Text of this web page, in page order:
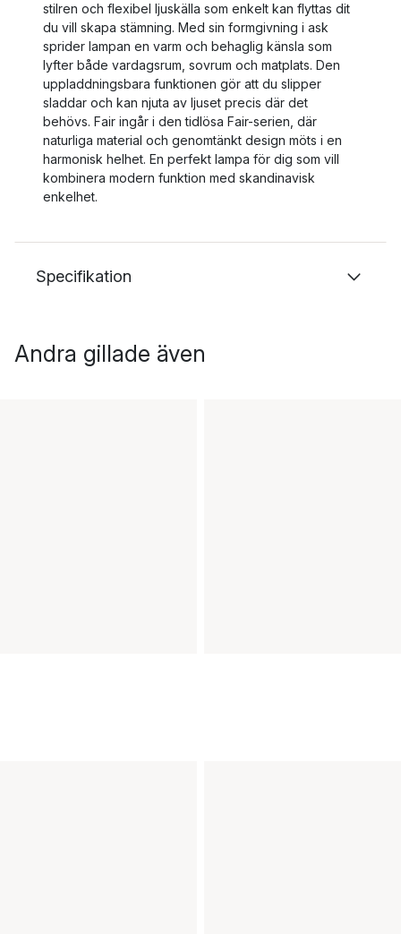
stilren och flexibel ljuskälla som enkelt kan flyttas dit
du vill skapa stämning. Med sin formgivning i ask
sprider lampan en varm och behaglig känsla som
lyfter både vardagsrum, sovrum och matplats. Den
uppladdningsbara funktionen gör att du slipper
sladdar och kan njuta av ljuset precis där det
behövs. Fair ingår i den tidlösa Fair-serien, där
naturliga material och genomtänkt design möts i en
harmonisk helhet. En perfekt lampa för dig som vill
kombinera modern funktion med skandinavisk
enkelhet.
Specifikation
Andra gillade även